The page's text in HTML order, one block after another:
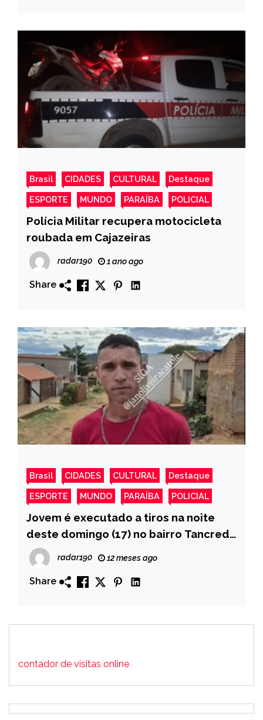
Brasil CIDADES CULTURAL Destaque
ESPORTE MUNDO PARAÍBA POLICIAL
Polícia Militar recupera motocicleta
roubada em Cajazeiras
radar190 1 ano ago
Share
Brasil CIDADES CULTURAL Destaque
ESPORTE MUNDO PARAÍBA POLICIAL
Jovem é executado a tiros na noite
deste domingo (17) no bairro Tancredo
Neves, em Catolé do Rocha
radar190 12 meses ago
Share
contador de visitas online